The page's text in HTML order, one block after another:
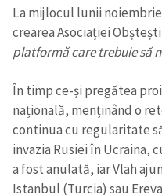
La mijlocul lunii
crearea Asociației
platformă care trebuie să
În timp ce-și pregătea
națională, menținând o
continua cu regularitate
invazia Rusiei în Ucraina,
a fost anulată, iar Vlah
Istanbul (Turcia) sau